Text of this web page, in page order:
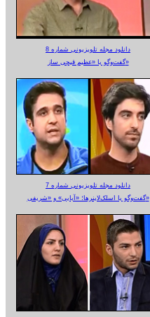
دانلود مجله تلویزیونی شماره 8
گفت‌وگو با «عظیم قیچی ساز»
دانلود مجله تلویزیونی شماره 7
گفت‌وگو با اسلک‌لاینرها؛ «آبایی» و «شریفی»